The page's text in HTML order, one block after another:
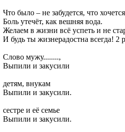
Что было – не забудется, что
Боль утечёт, как вешняя вода.
Желаем в жизни всё успеть и не
И будь ты жизнерадостна всегда! 2
Слово мужу........,
Выпили и закусили
детям, внукам
Выпили и закусили.
сестре и её семье
Выпили и закусили.